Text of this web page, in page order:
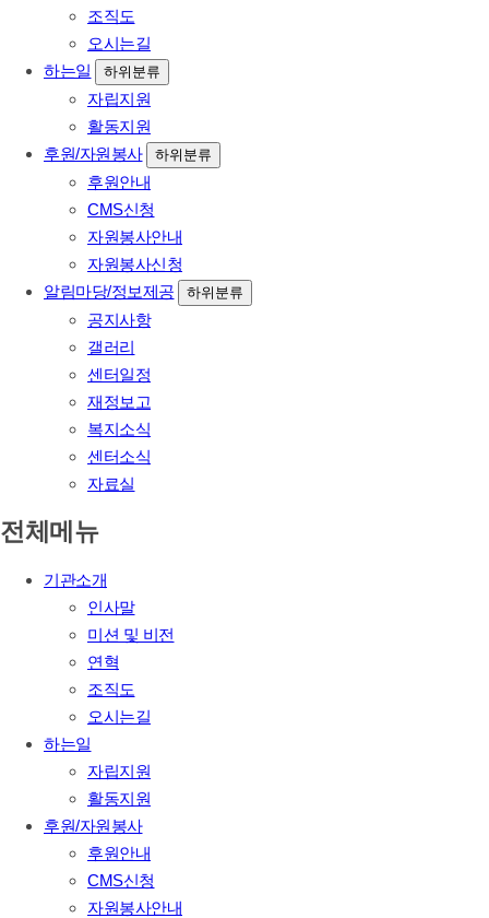
조직도
오시는길
하는일
하위분류
자립지원
활동지원
후원/자원봉사
하위분류
후원안내
CMS신청
자원봉사안내
자원봉사신청
알림마당/정보제공
하위분류
공지사항
갤러리
센터일정
재정보고
복지소식
센터소식
자료실
전체메뉴
기관소개
인사말
미션 및 비전
연혁
조직도
오시는길
하는일
자립지원
활동지원
후원/자원봉사
후원안내
CMS신청
자원봉사안내